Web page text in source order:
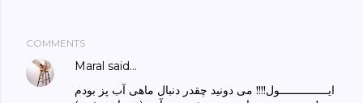
COMMENTS
Maral said…
ایـــــــــــــــول!!!! می دونید چقدر دنبال ماهی آب پز بودم